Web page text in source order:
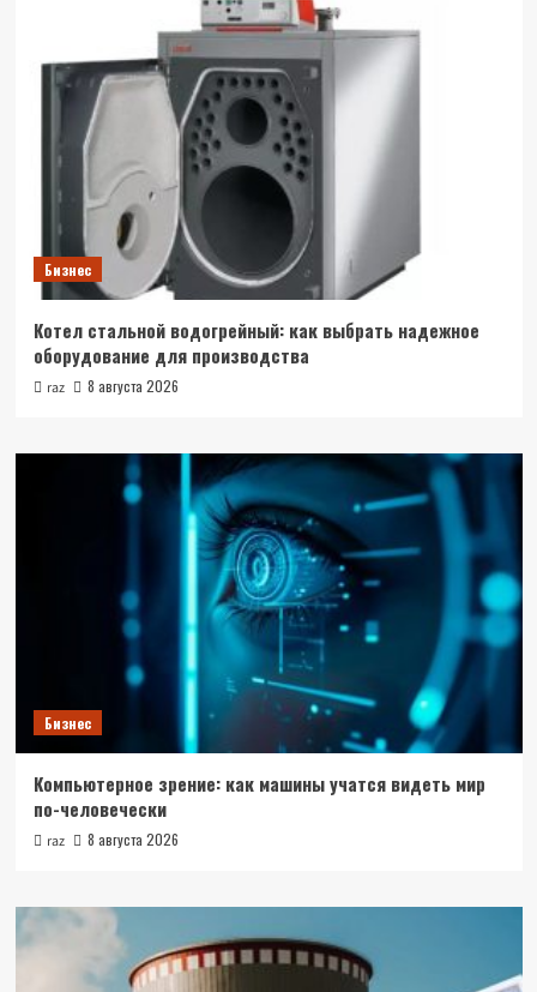
Бизнес
Котел стальной водогрейный: как выбрать надежное
оборудование для производства
raz 8 августа 2026
Бизнес
Компьютерное зрение: как машины учатся видеть мир
по-человечески
raz 8 августа 2026